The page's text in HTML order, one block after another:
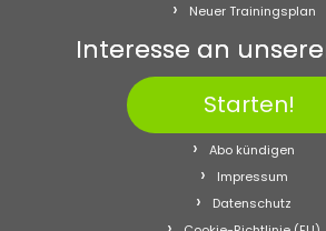
Neuer Trainingsplan
Interesse an
Starten!
Abo kündigen
Impressum
Datenschutz